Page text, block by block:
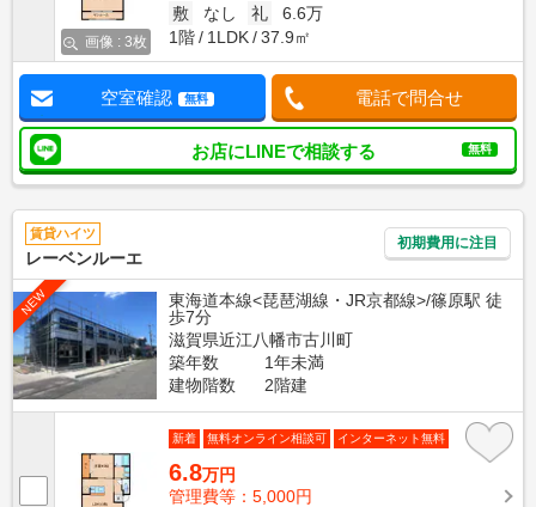
画像 : 3枚
敷
なし 礼
6.6万
1階
1LDK 37.9㎡
空室確認 無料 電話で問合せ
お店にLINEで相談する 無料
賃貸ハイツ
レーベンルーエ
初期費用に注目
NEW
東海道本線<琵琶湖線・JR京都線>/篠原駅 徒
歩7分
滋賀県近江八幡市古川町
築年数
1年未満
建物階数
2階建
新着 無料オンライン相談可 インターネット無料
6.8万円
管理費等：5,000円